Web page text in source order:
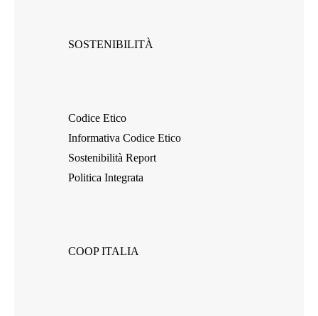
SOSTENIBILITÀ
Codice Etico
Informativa Codice Etico
Sostenibilità Report
Politica Integrata
COOP ITALIA